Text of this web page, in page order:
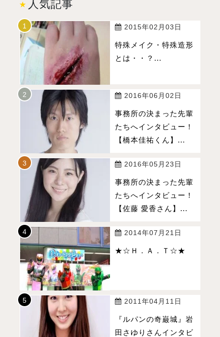
人気記事
2015年02月03日
特殊メイク・特殊造形
とは・・？...
2016年06月02日
事務所の決まった先輩
たちへインタビュー！
【橋本佳祐くん】...
2016年05月23日
事務所の決まった先輩
たちへインタビュー！
【佐藤 愛香さん】...
2014年07月21日
★☆Ｈ．Ａ．Ｔ☆★
2011年04月11日
『ルパンの奇巌城』岩
田さゆりさんインタビ